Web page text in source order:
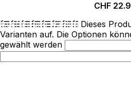
CHF
Ausführung wählen Dieses
Varianten auf. Die Optionen
gewählt werden